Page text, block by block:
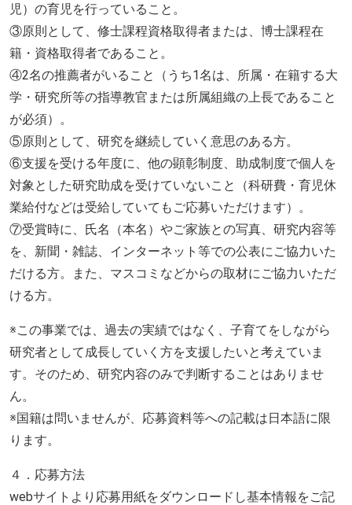
児）の育児を行っていること。
③原則として、修士課程資格取得者または、博士課程在
籍・資格取得者であること。
④2名の推薦者がいること（うち1名は、所属・在籍する大
学・研究所等の指導教官または所属組織の上長であること
が必須）。
⑤原則として、研究を継続していく意思のある方。
⑥支援を受ける年度に、他の顕彰制度、助成制度で個人を
対象とした研究助成を受けていないこと（科研費・育児休
業給付などは受給していてもご応募いただけます）。
⑦受賞時に、氏名（本名）やご家族との写真、研究内容等
を、新聞・雑誌、インターネット等での公表にご協力いた
だける方。また、マスコミなどからの取材にご協力いただ
ける方。
※この事業では、過去の実績ではなく、子育てをしながら
研究者として成長していく方を支援したいと考えていま
す。そのため、研究内容のみで判断することはありませ
ん。
※国籍は問いませんが、応募資料等への記載は日本語に限
ります。
４．応募方法
webサイトより応募用紙をダウンロードし基本情報をご記